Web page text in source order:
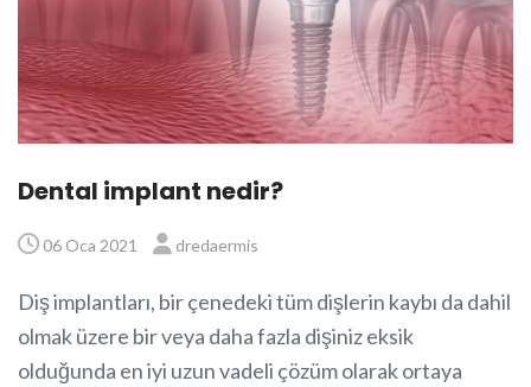
Dental implant nedir?
06 Oca 2021 dredaermis
Diş implantları, bir çenedeki tüm dişlerin kaybı da dahil
olmak üzere bir veya daha fazla dişiniz eksik
olduğunda en iyi uzun vadeli çözüm olarak ortaya